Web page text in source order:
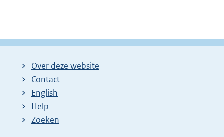
Over deze website
Contact
English
Help
Zoeken